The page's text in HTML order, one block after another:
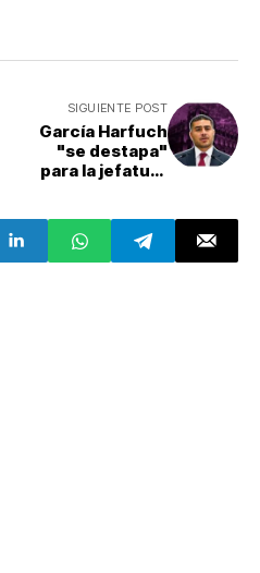
SIGUIENTE POST
García Harfuch
"se destapa"
para la jefatura